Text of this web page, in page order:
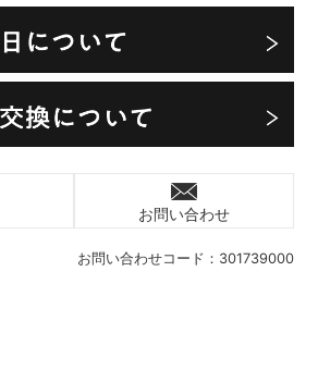
お問い合わせコード： 301739000
お問い合わせ